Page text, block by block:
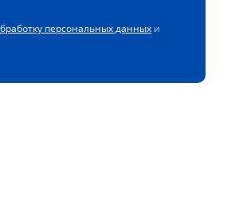
персональных данных и